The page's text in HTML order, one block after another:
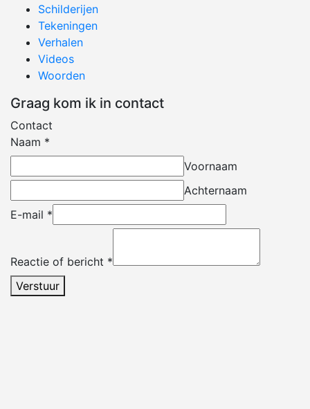
Schilderijen
Tekeningen
Verhalen
Videos
Woorden
Graag kom ik in contact
Contact
Naam *
Voornaam
Achternaam
E-mail *
Reactie of bericht *
Verstuur